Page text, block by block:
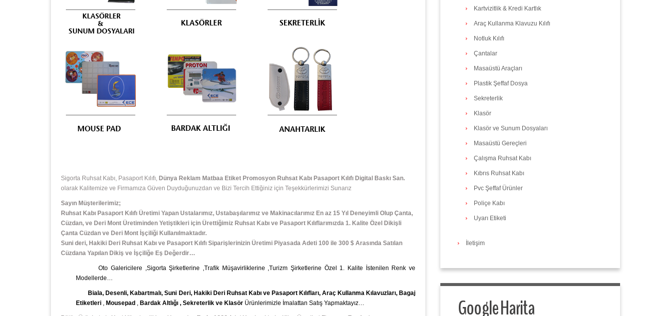
Sigorta Ruhsat Kabı, Pasaport Kılıfı, Dünya Reklam Matbaa Etiket Promosyon Ruhsat Kabı Pasaport Kılıfı Digital Baskı San.
olarak Kalitemize ve Firmamıza Güven Duyduğunuzdan ve Bizi Tercih Ettiğiniz için Teşekkürlerimizi Sunarız
Sayın Müşterilerimiz;
Ruhsat Kabı Pasaport Kılıfı Üretimi Yapan Ustalarımız, Ustabaşılarımız ve Makinacılarımız En az 15 Yıl Deneyimli Olup Çanta,
Cüzdan, ve Deri Mont Üretiminden Yetiştikleri için Ürettiğimiz Ruhsat Kabı ve Pasaport Kılıflarımızda 1. Kalite Özel Dikişli
Çanta Cüzdan ve Deri Mont İşçiliği Kullanılmaktadır.
Suni deri, Hakiki Deri Ruhsat Kabı ve Pasaport Kılıfı Siparişlerinizin Üretimi Piyasada Adeti 100 ile 300 $ Arasında Satılan
Cüzdana Yapılan Dikiş ve İşçiliğe Eş Değerdir…
Oto Galericilere ,Sigorta Şirketlerine ,Trafik Müşavirliklerine ,Turizm Şirketlerine Özel 1. Kalite İstenilen Renk ve
Modellerde…
Biala, Desenli, Kabartmalı, Suni Deri, Hakiki Deri Ruhsat Kabı ve Pasaport Kılıfları, Araç Kullanma Kılavuzları, Bagaj
Etiketleri , Mousepad , Bardak Altlığı , Sekreterlik ve Klasör Ürünlerimizle İmalattan Satış Yapmaktayız…
Kartvizitlik & Kredi Kartlık
Araç Kullanma Klavuzu Kılıfı
Notluk Kılıfı
Çantalar
Masaüstü Araçları
Plastik Şeffaf Dosya
Sekreterlik
Klasör
Klasör ve Sunum Dosyaları
Masaüstü Gereçleri
Çalışma Ruhsat Kabı
Kıbrıs Ruhsat Kabı
Pvc Şeffaf Ürünler
Poliçe Kabı
Uyarı Etiketi
İletişim
Google Harita